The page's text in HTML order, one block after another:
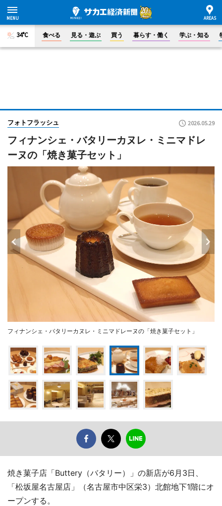
34°C 食べる 見る・遊ぶ 買う 暮らす・働く 学ぶ・知る
フォトフラッシュ 2026.05.29
フィナンシェ・バタリーカヌレ・ミニマドレ
ーヌの「焼き菓子セット」
フィナンシェ・バタリーカヌレ・ミニマドレーヌの「焼き菓子セット」
焼き菓子店「Buttery（バタリー）」の新店が6月3日、
「松坂屋名古屋店」（名古屋市中区栄3）北館地下1階にオ
ープンする。